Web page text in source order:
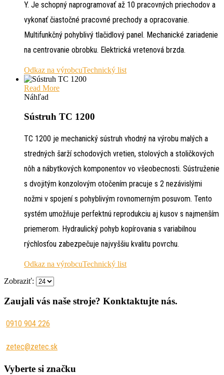
Y. Je schopný naprogramovať až 10 pracovných priechodov a
vykonať čiastočné pracovné prechody a opracovanie.
Multifunkčný pohyblivý tlačidlový panel. Mechanické zariadenie
na centrovanie obrobku. Elektrická vretenová brzda.
Odkaz na výrobcuTechnický list
Read More
Náhľad
Sústruh TC 1200
TC 1200 je mechanický sústruh vhodný na výrobu malých a
stredných šarží schodových vretien, stolových a stoličkových
nôh a nábytkových komponentov vo všeobecnosti. Sústruženie
s dvojitým konzolovým otočením pracuje s 2 nezávislými
nožmi v spojení s pohyblivým rovnomerným posuvom. Tento
systém umožňuje perfektnú reprodukciu aj kusov s najmenším
priemerom. Hydraulický pohyb kopírovania s variabilnou
rýchlosťou zabezpečuje najvyššiu kvalitu povrchu.
Odkaz na výrobcuTechnický list
Zobraziť:
Zaujali vás naše stroje? Konktaktujte nás.
0910 904 226
zetec@zetec.sk
Vyberte si značku